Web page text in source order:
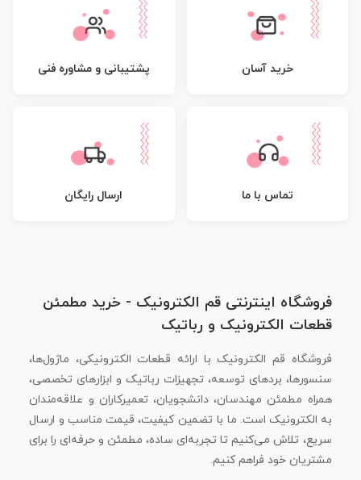
خرید آسان پشتیبانی و مشاوره فنی
تماس با ما ارسال رایگان
فروشگاه اینترنتی قم الکترونیک - خرید مطمئن
قطعات الکترونیک و رباتیک
فروشگاه قم الکترونیک با ارائه قطعات الکترونیکی، ماژول‌ها،
سنسورها، بردهای توسعه، تجهیزات رباتیک و ابزارهای تخصصی،
همراه مطمئن مهندسان، دانشجویان، تعمیرکاران و علاقه‌مندان
به الکترونیک است. ما با تضمین کیفیت، قیمت مناسب و ارسال
سریع، تلاش می‌کنیم تا تجربه‌ای ساده، مطمئن و حرفه‌ای را برای
مشتریان خود فراهم کنیم.